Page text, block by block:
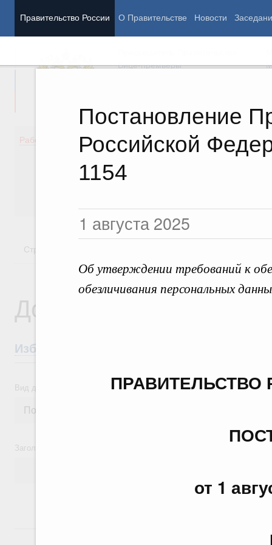
Правительство России О Правительстве Новости
Постановление
Российской
1154
1 августа 2025
Об утверждении требований к
обезличивания персональных
от 1
Вице-премьеры
Работа Правительства
Демография
Здоровье
Стратегии
Документы
Избранные документы со справками к
Вид документа
Заголовок или текст документа